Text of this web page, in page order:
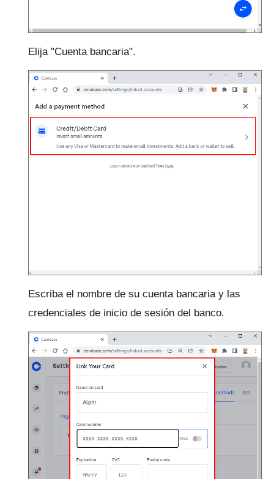
Elija "Cuenta bancaria".
Escriba el nombre de su cuenta bancaria y las
credenciales de inicio de sesión del banco.